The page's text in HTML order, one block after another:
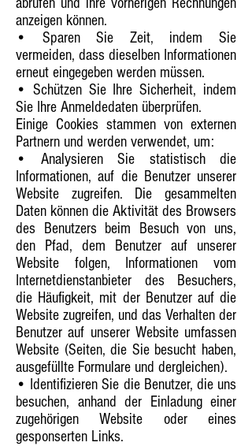
anzeigen können.
• Sparen Sie Zeit, indem Sie
vermeiden, dass dieselben Informationen
erneut eingegeben werden müssen.
• Schützen Sie Ihre Sicherheit, indem
Sie Ihre Anmeldedaten überprüfen.
Einige Cookies stammen von externen
Partnern und werden verwendet, um:
• Analysieren Sie statistisch die
Informationen, auf die Benutzer unserer
Website zugreifen. Die gesammelten
Daten können die Aktivität des Browsers
des Benutzers beim Besuch von uns,
den Pfad, dem Benutzer auf unserer
Website folgen, Informationen vom
Internetdienstanbieter des Besuchers,
die Häufigkeit, mit der Benutzer auf die
Website zugreifen, und das Verhalten der
Benutzer auf unserer Website umfassen
Website (Seiten, die Sie besucht haben,
ausgefüllte Formulare und dergleichen).
• Identifizieren Sie die Benutzer, die uns
besuchen, anhand der Einladung einer
zugehörigen Website oder eines
gesponserten Links.